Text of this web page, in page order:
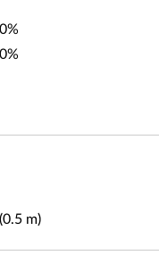
m)